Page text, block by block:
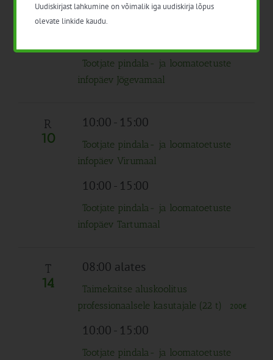
toit
Tasuta
Tootjate pindala- ja loomatoetuste
infopäev Jõgevamaal
R
10
10:00- 15:00
Tootjate pindala- ja loomatoetuste
infopäev Virumaal
10:00- 15:00
Tootjate pindala- ja loomatoetuste
infopäev Tartumaal
T
14
08:00 alates
Taimekaitse aluskoolitus
professionaalsele kasutajale (22 t)
200€
10:00- 15:00
Tootjate pindala- ja loomatoetuste
Uudiskirjast lahkumine on võimalik iga uudiskirja lõpus
olevate linkide kaudu.